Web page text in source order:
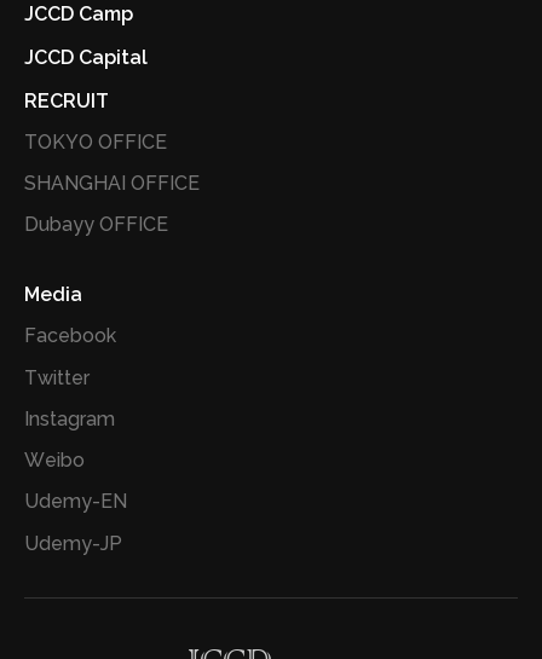
JCCD Camp
JCCD Capital
RECRUIT
TOKYO OFFICE
SHANGHAI OFFICE
Dubayy OFFICE
Media
Facebook
Twitter
Instagram
Weibo
Udemy-EN
Udemy-JP